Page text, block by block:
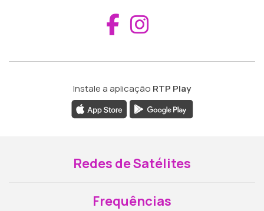
Aceder ao
Instale a aplicação RTP Play
Redes de Satélites
Frequências